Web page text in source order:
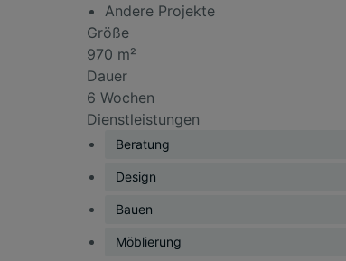
Andere Projekte
Größe
970 m²
Dauer
6 Wochen
Dienstleistungen
Beratung
Design
Bauen
Möblierung